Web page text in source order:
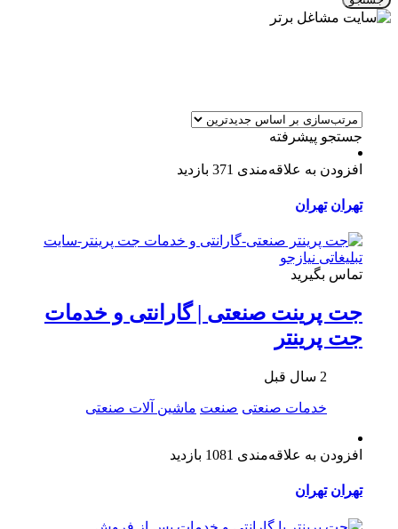
جستجو پیشرفته
افزودن به علاقه‌مندی 371 بازدید
تهران تهران
تماس بگیرید
جت پرینت صنعتی | گارانتی و خدمات
جت پرینتر
2 سال قبل
خدمات صنعتی صنعت ماشین آلات صنعتی
افزودن به علاقه‌مندی 1081 بازدید
تهران تهران